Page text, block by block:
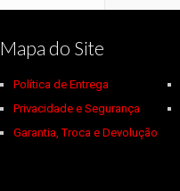
Mapa do Site
Política de Entrega
Privacidade e Segurança
Garantia, Troca e Devolução